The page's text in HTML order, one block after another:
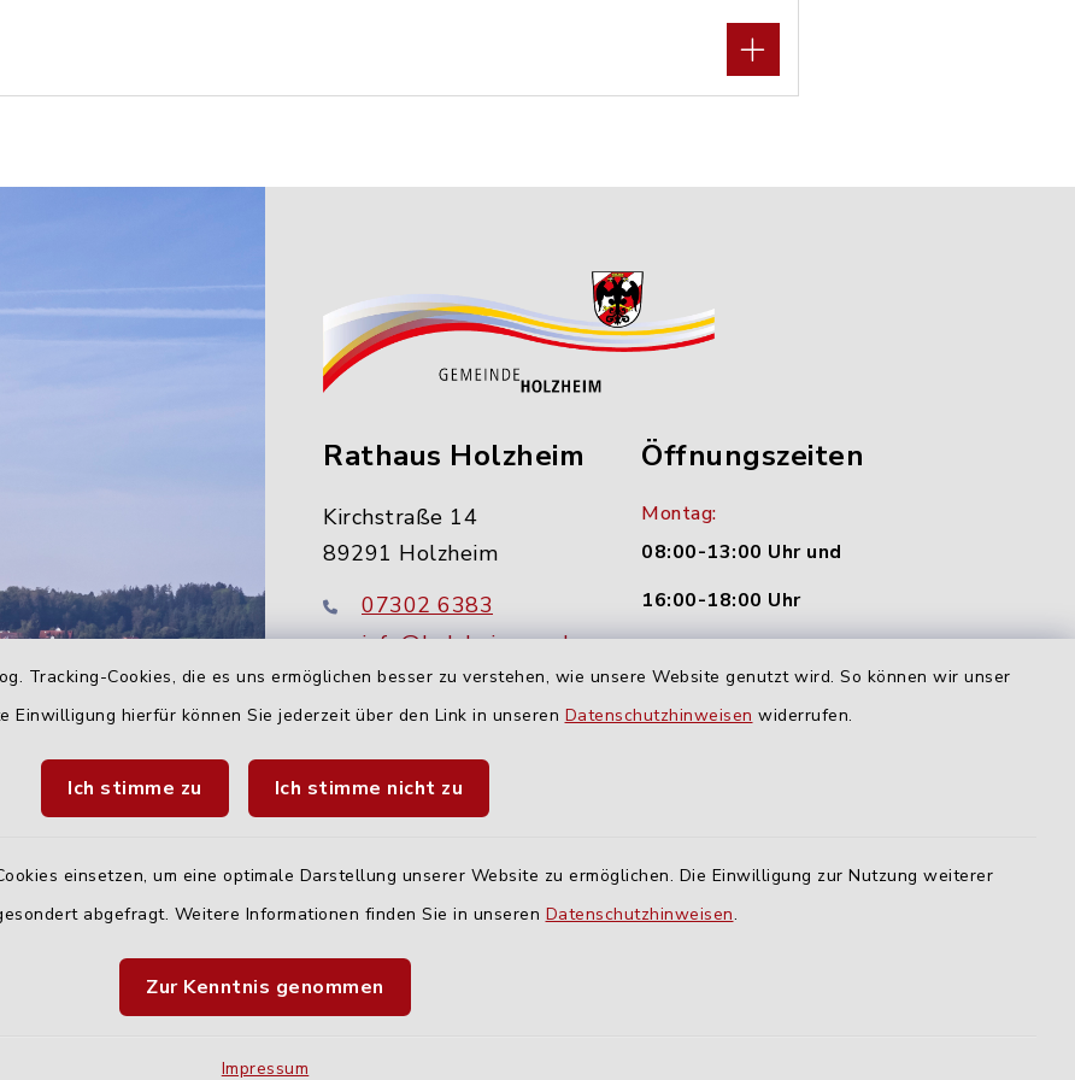
Tracking-Cookies, die es uns ermöglichen besser zu verstehen, wie unsere Website genutzt wird. So können wir unser
Einwilligung hierfür können Sie jederzeit über den Link in unseren Datenschutzhinweisen widerrufen.
Ich stimme zu Ich stimme nicht zu
einsetzen, um eine optimale Darstellung unserer Website zu ermöglichen. Die Einwilligung zur Nutzung weiterer
abgefragt. Weitere Informationen finden Sie in unseren Datenschutzhinweisen.
Zur Kenntnis genommen
Impressum
Rathaus Holzheim
Kirchstraße 14
89291 Holzheim
07302 6383
info@holzheim-nu.de
Öffnungszeiten
Montag:
08:00-13:00 Uhr und
16:00-18:00 Uhr
geschlossen
Landratsamt Neu-Ulm